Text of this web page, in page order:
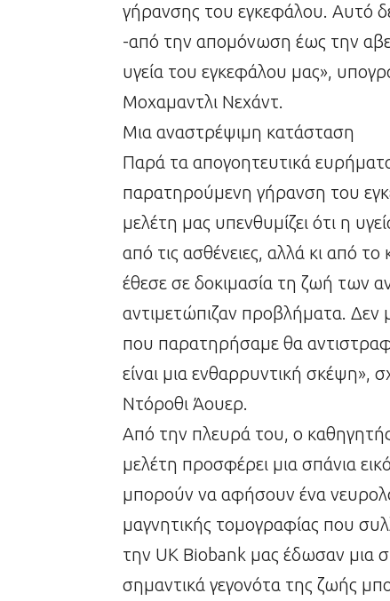
γήρανσης του εγκεφάλου. Αυτό
-από την απομόνωση έως την
υγεία του εγκεφάλου μας»,
Μοχαμαντλι Νεχάντ.
Μια αναστρέψιμη κατάσταση
Παρά τα απογοητευτικά
παρατηρούμενη γήρανση του
μελέτη μας υπενθυμίζει ότι η
από τις ασθένειες, αλλά κι από
έθεσε σε δοκιμασία τη ζωή των
αντιμετώπιζαν προβλήματα. Δεν
που παρατηρήσαμε θα
είναι μια ενθαρρυντική σκέψη»,
Ντόροθι Άουερ.
Από την πλευρά του, ο
μελέτη προσφέρει μια σπάνια
μπορούν να αφήσουν ένα
μαγνητικής τομογραφίας που
την UK Biobank μας έδωσαν μια
σημαντικά γεγονότα της ζωής